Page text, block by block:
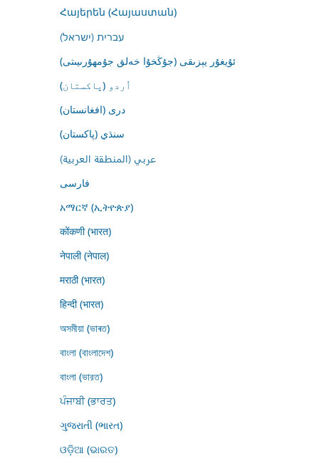
Հայերեն (Հայաստան)
עברית (ישראל)
ئۇيغۇر يېزىقى (جۇڭخۇا خەلق جۇمھۇرىيىتى)
اُردو (پاکستان)
درى (افغانستان)
سنڌي (پاکستان)
عربي (المنطقة العربية)
فارسى
አማርኛ (ኢትዮጵያ)
कोंकणी (भारत)
नेपाली (नेपाल)
मराठी (भारत)
हिन्दी (भारत)
অসমীয়া (ভাৰত)
বাংলা (বাংলাদেশ)
বাংলা (ভারত)
ਪੰਜਾਬੀ (ਭਾਰਤ)
ગુજરાતી (ભારત)
ଓଡ଼ିଆ (ଭାରତ)